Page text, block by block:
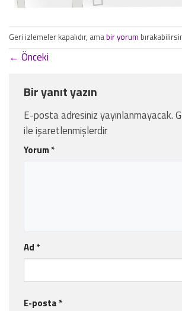
Geri izlemeler kapalıdır, amabir yorum
← Önceki
Bir yanıt yazın
E-posta adresiniz yayınlanmayacak.
ile işaretlenmişlerdir
Yorum *
Ad *
E-posta *